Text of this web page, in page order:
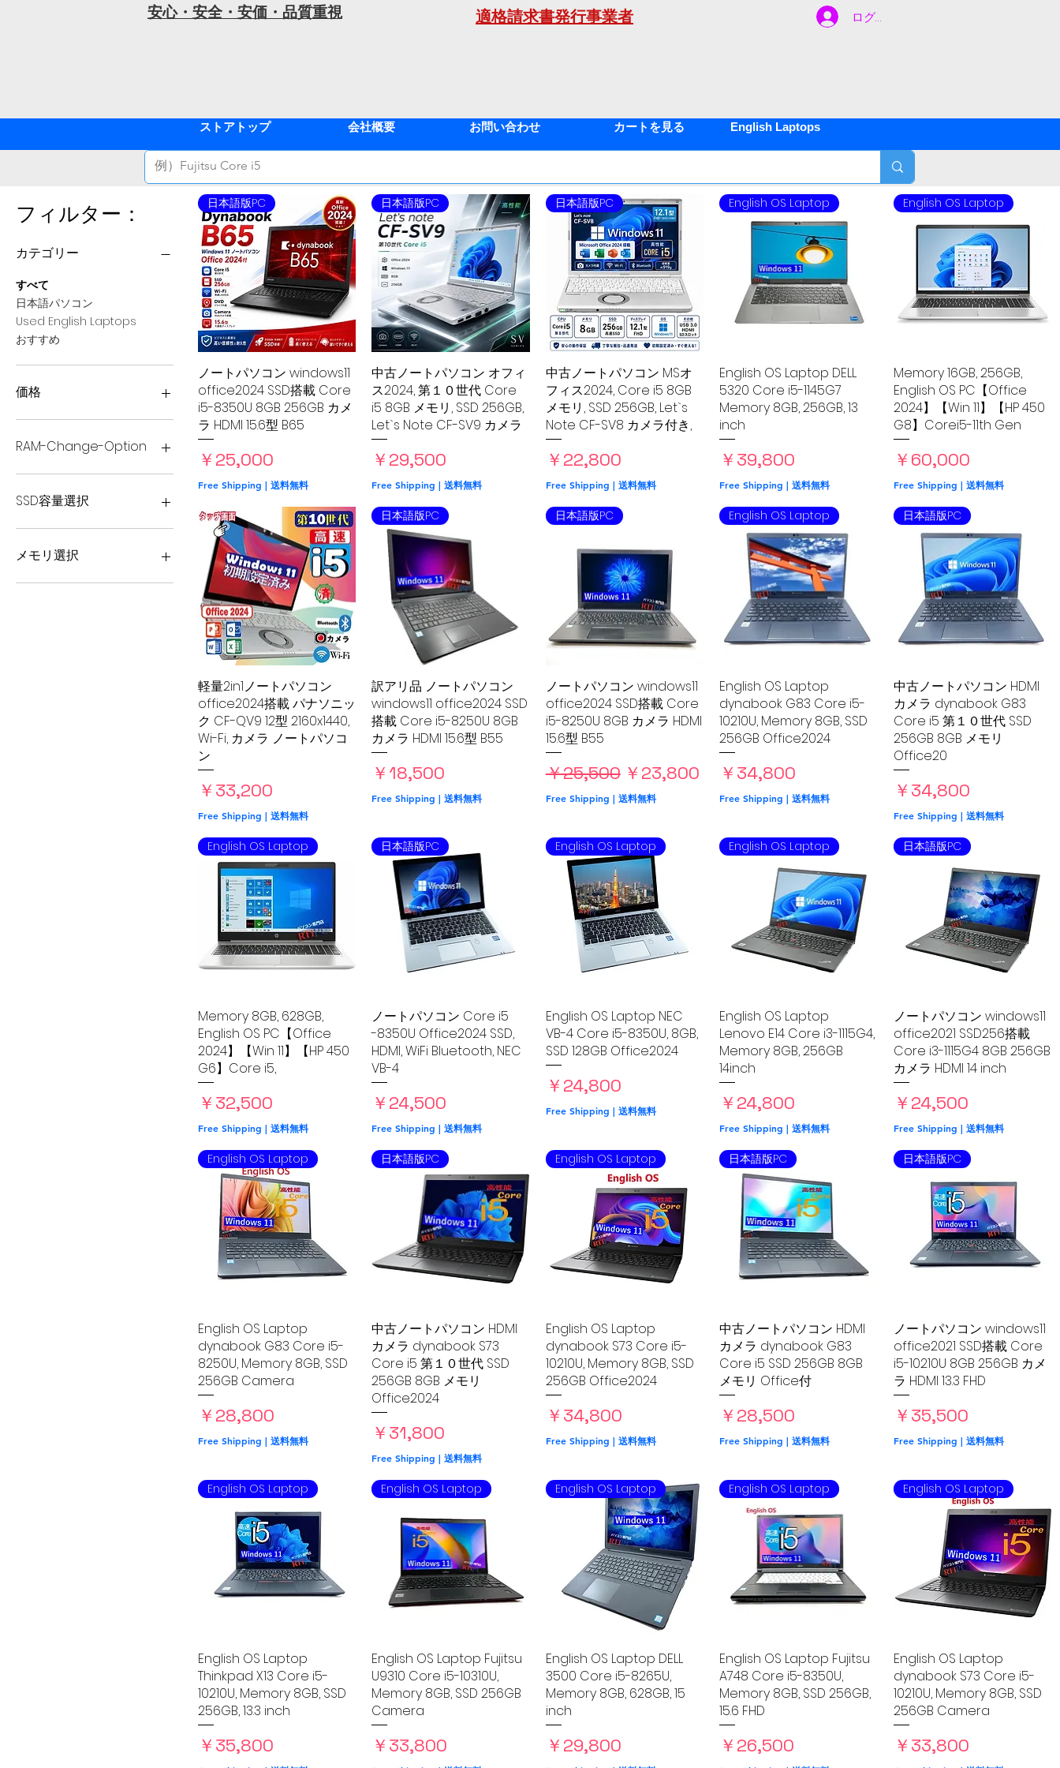
安心・安全・安価・品質重視 適格請求書発行事業者
21年
年間約 500
全品
ログイン
TEL03
ストアトップ 会社概要 お問い合わせ カートを見る English Laptops
フィルター：
カテゴリー
すべて
日本語パソコン
Used English Laptops
おすすめ
価格
￥18,500 ￥60,000
RAM-Change-Option
12GB
8GB
SSD容量選択
SSD 1TB
SSD 256GB
メモリ選択
12GB
クイックビュー
日本語版PC
ノートパソコン windows11
office2024 SSD搭載 Core
i5-8350U 8GB 256GB カメ
ラ HDMI 15.6型 B65
価格
￥25,000
Free Shipping | 送料無料
クイックビュー
日本語版PC
中古ノートパソコン オフィ
ス2024, 第１０世代 Core
i5 8GB メモリ, SSD 256GB,
Let`s Note CF-SV9 カメラ
価格
￥29,500
Free Shipping | 送料無料
クイックビュー
日本語版PC
中古ノートパソコン MSオ
フィス2024, Core i5 8GB
メモリ, SSD 256GB, Let`s
Note CF-SV8 カメラ付き,
価格
￥22,800
Free Shipping | 送料無料
クイックビュー
English OS Laptop
English OS Laptop DELL
5320 Core i5-1145G7
Memory 8GB, 256GB, 13
inch
価格
￥39,800
Free Shipping | 送料無料
クイックビュー
English OS Laptop
Memory 16GB, 256GB,
English OS PC【Office
2024】【Win 11】【HP 450
G8】Corei5-11th Gen
価格
￥60,000
Free Shipping | 送料無料
クイックビュー
軽量2in1ノートパソコン
office2024搭載 パナソニッ
ク CF-QV9 12型 2160x1440,
Wi-Fi, カメラ ノートパソコ
ン
価格
￥33,200
Free Shipping | 送料無料
クイックビュー
日本語版PC
訳アリ品 ノートパソコン
windows11 office2024 SSD
搭載 Core i5-8250U 8GB
カメラ HDMI 15.6型 B55
価格
￥18,500
Free Shipping | 送料無料
クイックビュー
日本語版PC
ノートパソコン windows11
office2024 SSD搭載 Core
i5-8250U 8GB カメラ HDMI
15.6型 B55
通常価格
￥25,500 セール価格
￥23,800
Free Shipping | 送料無料
クイックビュー
English OS Laptop
English OS Laptop
dynabook G83 Core i5-
10210U, Memory 8GB, SSD
256GB Office2024
価格
￥34,800
Free Shipping | 送料無料
クイックビュー
日本語版PC
中古ノートパソコン HDMI
カメラ dynabook G83
Core i5 第１０世代 SSD
256GB 8GB メモリ
Office20
価格
￥34,800
Free Shipping | 送料無料
クイックビュー
English OS Laptop
Memory 8GB, 628GB,
English OS PC【Office
2024】【Win 11】【HP 450
G6】Core i5,
価格
￥32,500
Free Shipping | 送料無料
クイックビュー
日本語版PC
ノートパソコン Core i5
-8350U Office2024 SSD,
HDMI, WiFi Bluetooth, NEC
VB-4
価格
￥24,500
Free Shipping | 送料無料
クイックビュー
English OS Laptop
English OS Laptop NEC
VB-4 Core i5-8350U, 8GB,
SSD 128GB Office2024
価格
￥24,800
Free Shipping | 送料無料
クイックビュー
English OS Laptop
English OS Laptop
Lenovo E14 Core i3-1115G4,
Memory 8GB, 256GB
14inch
価格
￥24,800
Free Shipping | 送料無料
クイックビュー
日本語版PC
ノートパソコン windows11
office2021 SSD256搭載
Core i3-1115G4 8GB 256GB
カメラ HDMI 14 inch
価格
￥24,500
Free Shipping | 送料無料
クイックビュー
English OS Laptop
English OS Laptop
dynabook G83 Core i5-
8250U, Memory 8GB, SSD
256GB Camera
価格
￥28,800
Free Shipping | 送料無料
クイックビュー
日本語版PC
中古ノートパソコン HDMI
カメラ dynabook S73
Core i5 第１０世代 SSD
256GB 8GB メモリ
Office2024
価格
￥31,800
Free Shipping | 送料無料
クイックビュー
English OS Laptop
English OS Laptop
dynabook S73 Core i5-
10210U, Memory 8GB, SSD
256GB Office2024
価格
￥34,800
Free Shipping | 送料無料
クイックビュー
日本語版PC
中古ノートパソコン HDMI
カメラ dynabook G83
Core i5 SSD 256GB 8GB
メモリ Office付
価格
￥28,500
Free Shipping | 送料無料
クイックビュー
日本語版PC
ノートパソコン windows11
office2021 SSD搭載 Core
i5-10210U 8GB 256GB カメ
ラ HDMI 13.3 FHD
価格
￥35,500
Free Shipping | 送料無料
クイックビュー
English OS Laptop
English OS Laptop
Thinkpad X13 Core i5-
10210U, Memory 8GB, SSD
256GB, 13.3 inch
価格
￥35,800
クイックビュー
English OS Laptop
English OS Laptop Fujitsu
U9310 Core i5-10310U,
Memory 8GB, SSD 256GB
Camera
価格
￥33,800
クイックビュー
English OS Laptop
English OS Laptop DELL
3500 Core i5-8265U,
Memory 8GB, 628GB, 15
inch
価格
￥29,800
クイックビュー
English OS Laptop
English OS Laptop Fujitsu
A748 Core i5-8350U,
Memory 8GB, SSD 256GB,
15.6 FHD
価格
￥26,500
クイックビュー
English OS Laptop
English OS Laptop
dynabook S73 Core i5-
10210U, Memory 8GB, SSD
256GB Camera
価格
￥33,800